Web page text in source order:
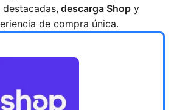
descarga Shop y
de compra única.